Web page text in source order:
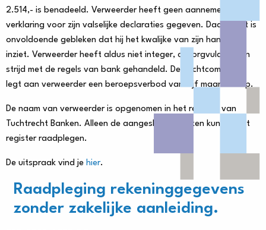
2.514,- is benadeeld. Verweerder heeft geen aannemelijke
verklaring voor zijn valselijke declaraties gegeven. Daarnaast is
onvoldoende gebleken dat hij het kwalijke van zijn handelen
inziet. Verweerder heeft aldus niet integer, onzorgvuldig en in
strijd met de regels van bank gehandeld. De Tuchtcommissie
legt aan verweerder een beroepsverbod van vijf maanden op.
De naam van verweerder is opgenomen in het register van
Tuchtrecht Banken. Alleen de aangesloten banken kunnen het
register raadplegen.
De uitspraak vind je hier.
Raadpleging rekeninggegevens
zonder zakelijke aanleiding.